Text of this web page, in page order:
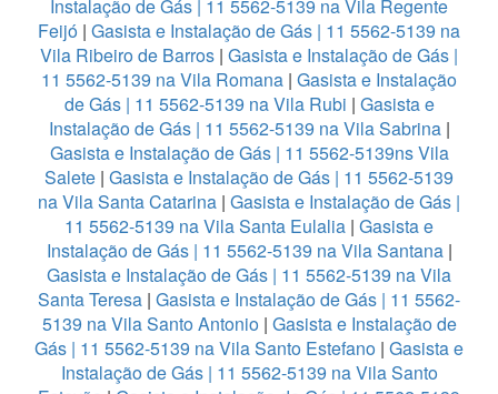
Instalação de Gás | 11 5562-5139 na Vila Regente
Feijó | Gasista e Instalação de Gás | 11 5562-5139 na
Vila Ribeiro de Barros | Gasista e Instalação de Gás |
11 5562-5139 na Vila Romana | Gasista e Instalação
de Gás | 11 5562-5139 na Vila Rubi | Gasista e
Instalação de Gás | 11 5562-5139 na Vila Sabrina|
Gasista e Instalação de Gás | 11 5562-5139ns Vila
Salete | Gasista e Instalação de Gás | 11 5562-5139
na Vila Santa Catarina | Gasista e Instalação de Gás |
11 5562-5139 na Vila Santa Eulalia | Gasista e
Instalação de Gás | 11 5562-5139 na Vila Santana|
Gasista e Instalação de Gás | 11 5562-5139 na Vila
Santa Teresa | Gasista e Instalação de Gás | 11 5562-
5139 na Vila Santo Antonio| Gasista e Instalação de
Gás | 11 5562-5139 na Vila Santo Estefano | Gasista e
Instalação de Gás | 11 5562-5139 na Vila Santo